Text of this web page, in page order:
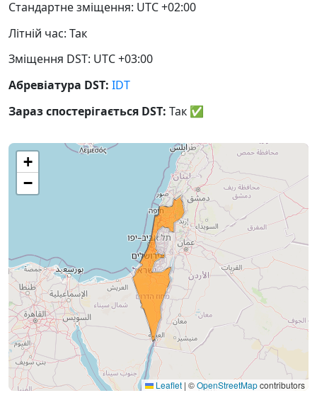
Стандартне зміщення: UTC +02:00
Літній час: Так
Зміщення DST: UTC +03:00
Абревіатура DST: IDT
Зараз спостерігається DST: Так ✅
+
−
Leaflet | ©OpenStreetMapcontributors